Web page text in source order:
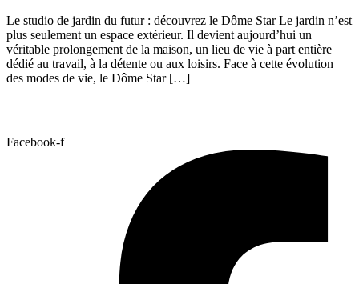
Le studio de jardin du futur : découvrez le Dôme Star Le jardin n’est
plus seulement un espace extérieur. Il devient aujourd’hui un
véritable prolongement de la maison, un lieu de vie à part entière
dédié au travail, à la détente ou aux loisirs. Face à cette évolution
des modes de vie, le Dôme Star […]
Facebook-f